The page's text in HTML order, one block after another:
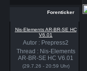
Forenticker
V6.01
Autor : Prepress2
Thread : Nis-Elements
AR-BR-SE HC V6.01